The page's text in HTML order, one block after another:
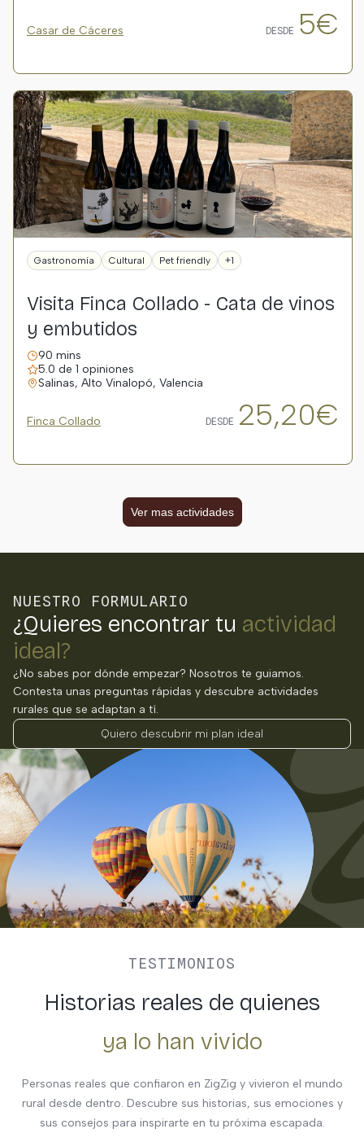
Casar de Cáceres DESDE 5€
Gastronomía Cultural Pet friendly +1
Visita Finca Collado - Cata de vinos
y embutidos
90 mins
5.0 de 1 opiniones
Salinas, Alto Vinalopó, Valencia
Finca Collado DESDE 25,20€
Ver mas actividades
NUESTRO FORMULARIO
¿Quieres encontrar tu actividad
ideal?
¿No sabes por dónde empezar? Nosotros te guiamos.
Contesta unas preguntas rápidas y descubre actividades
rurales que se adaptan a tí.
Quiero descubrir mi plan ideal
TESTIMONIOS
Historias reales de quienes
ya lo han vivido
Personas reales que confiaron en ZigZig y vivieron el mundo
rural desde dentro. Descubre sus historias, sus emociones y
sus consejos para inspirarte en tu próxima escapada.